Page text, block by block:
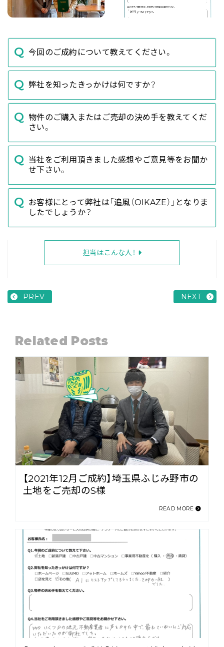
今回のご成約について教えてください。
弊社を知ったきっかけは何ですか？
物件のご購入またはご売却の決め手を教えてくだ
さい。
当社をご利用頂きました感想やご意見等をお聞か
せ下さい。
お客様にとって弊社は「追風（OIKAZE）」となりま
したでしょうか？
担当はこんな人！
PREV NEXT
Related Posts
【2021年12月ご成約】埼玉県ふじみ野市の
土地をご売却のS様
READ MORE